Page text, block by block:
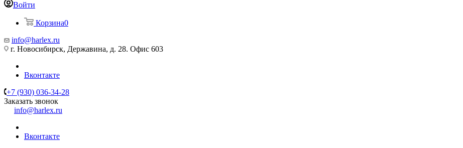
Войти
Корзина0
info@harlex.ru
г. Новосибирск, Державина, д. 28. Офис 603
Вконтакте
+7 (930) 036-34-28
Заказать звонок
info@harlex.ru
Вконтакте